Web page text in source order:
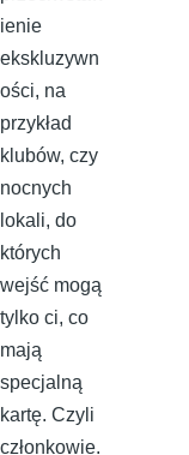
ienie
ekskluzywn
ości, na
przykład
klubów, czy
nocnych
lokali, do
których
wejść mogą
tylko ci, co
mają
specjalną
kartę. Czyli
członkowie.